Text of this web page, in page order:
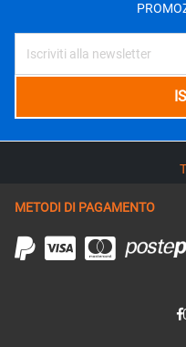
METODI DI PAGAMENTO